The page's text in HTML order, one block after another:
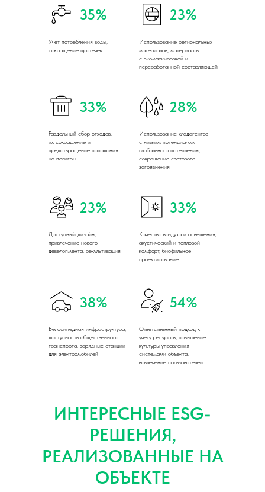
33%
35% 23%
Учет потребления воды,
сокращение протечек
Использование региональных
материалов, материалов
с экомаркировкой и
переработанной составляющей
Раздельный сбор отходов,
их сокращение и
предотвращение попадания
на полигон
Использование хладагентов
с низким потенциалом
глобального потепления,
сокращение светового
загрязнения
Доступный дизайн,
привлечение нового
девелопмента, рекультивация
Качество воздуха и освещения,
акустический и тепловой
комфорт, биофильное
проектирование
Велосипедная инфраструктура,
доступность общественного
транспорта, зарядные станции
для электромобилей
Ответственный подход к
учету ресурсов, повышение
культуры управления
системами объекта,
вовлечение пользователей
28%
54%
38%
23% 33%
ИНТЕРЕСНЫЕ ESG-
РЕШЕНИЯ,
РЕАЛИЗОВАННЫЕ НА
ОБЪЕКТЕ